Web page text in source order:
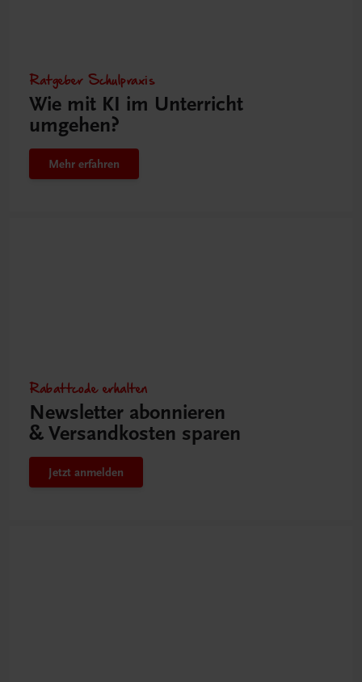
Ratgeber Schulpraxis
Wie mit KI im Unterricht
umgehen?
Mehr erfahren
Rabattcode erhalten
Newsletter abonnieren
& Versandkosten sparen
Jetzt anmelden